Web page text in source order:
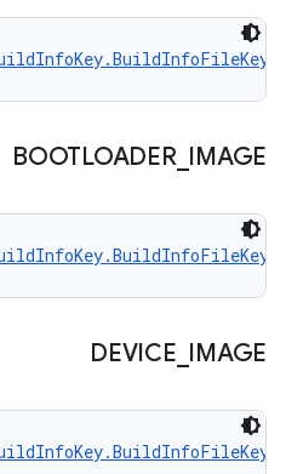
BOOTLOADER_ IMAGE
DEVICE IMAGE